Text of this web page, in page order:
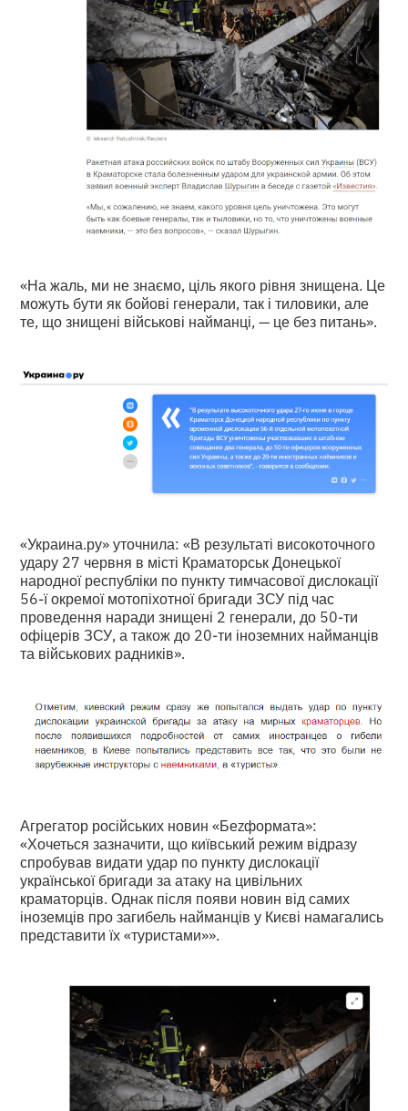
«На жаль, ми не знаємо, ціль якого рівня знищена. Це
можуть бути як бойові генерали, так і тиловики, але
те, що знищені військові найманці, — це без питань».
«Украина.ру» уточнила: «В результаті високоточного
удару 27 червня в місті Краматорськ Донецької
народної республіки по пункту тимчасової дислокації
56-ї окремої мотопіхотної бригади ЗСУ під час
проведення наради знищені 2 генерали, до 50-ти
офіцерів ЗСУ, а також до 20-ти іноземних найманців
та військових радників».
Агрегатор російських новин «Беzформата»:
«Хочеться зазначити, що київський режим відразу
спробував видати удар по пункту дислокації
української бригади за атаку на цивільних
краматорців. Однак після появи новин від самих
іноземців про загибель найманців у Києві намагались
представити їх «туристами»».